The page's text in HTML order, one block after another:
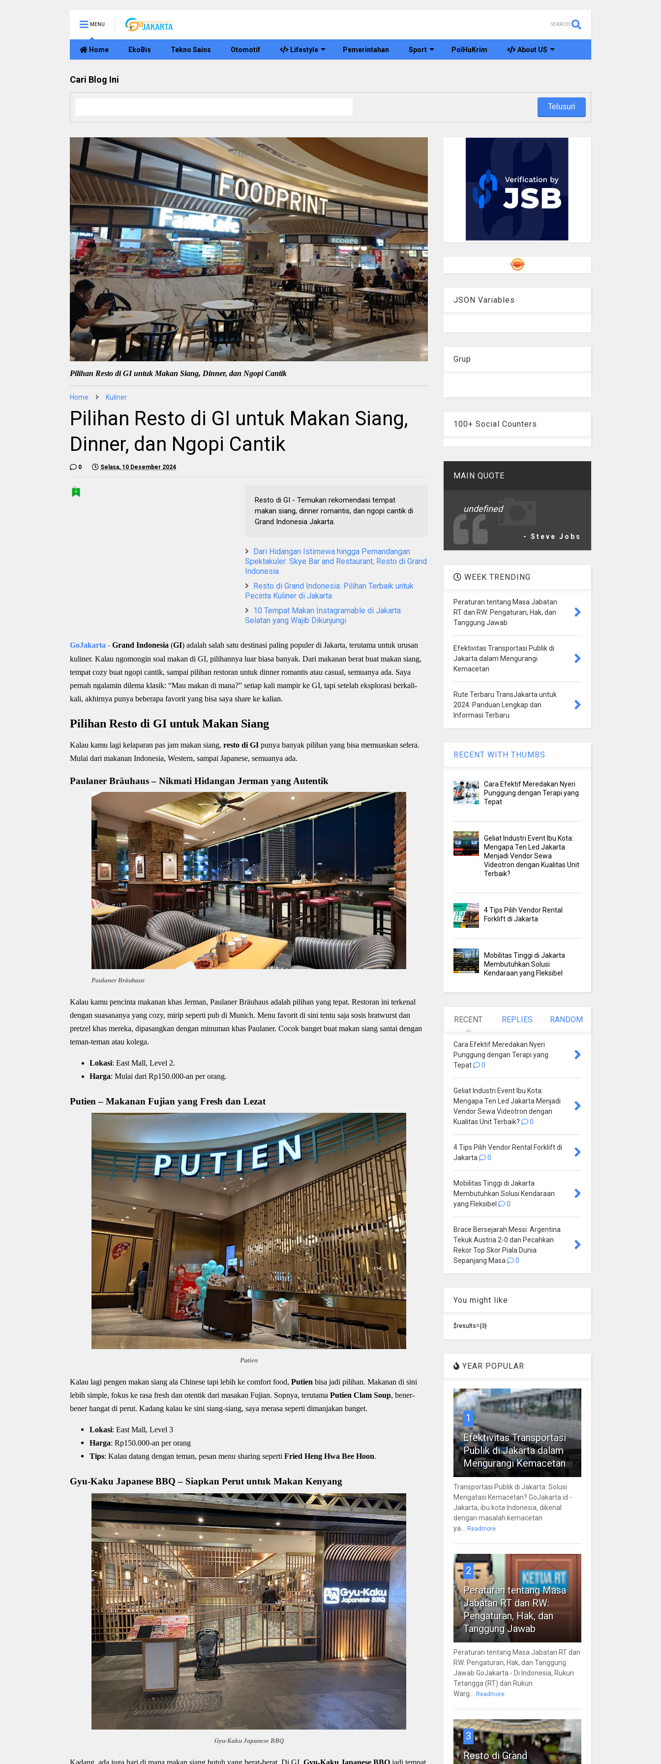
MENU SEARCH
Home EkoBis Tekno Sains Otomotif Lifestyle Pemerintahan Sport PolHuKrim About US
Cari Blog Ini
Pilihan Resto di GI untuk Makan Siang, Dinner, dan Ngopi Cantik
Home Kuliner
Pilihan Resto di GI untuk Makan Siang,
Dinner, dan Ngopi Cantik
0 Selasa, 10 Desember 2024
Resto di GI - Temukan rekomendasi tempat
makan siang, dinner romantis, dan ngopi cantik di
Grand Indonesia Jakarta.
Dari Hidangan Istimewa hingga Pemandangan
Spektakuler: Skye Bar and Restaurant, Resto di Grand
Indonesia
Resto di Grand Indonesia: Pilihan Terbaik untuk
Pecinta Kuliner di Jakarta
10 Tempat Makan Instagramable di Jakarta
Selatan yang Wajib Dikunjungi
GoJakarta - Grand Indonesia (GI) adalah salah satu destinasi paling populer di Jakarta, terutama untuk urusan
kuliner. Kalau ngomongin soal makan di GI, pilihannya luar biasa banyak. Dari makanan berat buat makan siang,
tempat cozy buat ngopi cantik, sampai pilihan restoran untuk dinner romantis atau casual, semuanya ada. Saya
pernah ngalamin dilema klasik: “Mau makan di mana?” setiap kali mampir ke GI, tapi setelah eksplorasi berkali-
kali, akhirnya punya beberapa favorit yang bisa saya share ke kalian.
Pilihan Resto di GI untuk Makan Siang
Kalau kamu lagi kelaparan pas jam makan siang, resto di GI punya banyak pilihan yang bisa memuaskan selera.
Mulai dari makanan Indonesia, Western, sampai Japanese, semuanya ada.
Paulaner Bräuhaus – Nikmati Hidangan Jerman yang Autentik
Paulaner Bräuhaus
Kalau kamu pencinta makanan khas Jerman, Paulaner Bräuhaus adalah pilihan yang tepat. Restoran ini terkenal
dengan suasananya yang cozy, mirip seperti pub di Munich. Menu favorit di sini tentu saja sosis bratwurst dan
pretzel khas mereka, dipasangkan dengan minuman khas Paulaner. Cocok banget buat makan siang santai dengan
teman-teman atau kolega.
Lokasi: East Mall, Level 2.
Harga: Mulai dari Rp150.000-an per orang.
Putien – Makanan Fujian yang Fresh dan Lezat
Putien
Kalau lagi pengen makan siang ala Chinese tapi lebih ke comfort food, Putien bisa jadi pilihan. Makanan di sini
lebih simple, fokus ke rasa fresh dan otentik dari masakan Fujian. Sopnya, terutama Putien Clam Soup, bener-
bener hangat di perut. Kadang kalau ke sini siang-siang, saya merasa seperti dimanjakan banget.
Lokasi: East Mall, Level 3
Harga: Rp150.000-an per orang
Tips: Kalau datang dengan teman, pesan menu sharing seperti Fried Heng Hwa Bee Hoon.
Gyu-Kaku Japanese BBQ – Siapkan Perut untuk Makan Kenyang
Gyu-Kaku Japanese BBQ
Kadang, ada juga hari di mana makan siang butuh yang berat-berat. Di GI, Gyu-Kaku Japanese BBQ jadi tempat
JSON Variables
Grup
100+ Social Counters
MAIN QUOTE
undefined
- Steve Jobs
WEEK TRENDING
Peraturan tentang Masa Jabatan
RT dan RW: Pengaturan, Hak, dan
Tanggung Jawab
Efektivitas Transportasi Publik di
Jakarta dalam Mengurangi
Kemacetan
Rute Terbaru TransJakarta untuk
2024: Panduan Lengkap dan
Informasi Terbaru
RECENT WITH THUMBS
Cara Efektif Meredakan Nyeri
Punggung dengan Terapi yang
Tepat
Geliat Industri Event Ibu Kota:
Mengapa Ten Led Jakarta
Menjadi Vendor Sewa
Videotron dengan Kualitas Unit
Terbaik?
4 Tips Pilih Vendor Rental
Forklift di Jakarta
Mobilitas Tinggi di Jakarta
Membutuhkan Solusi
Kendaraan yang Fleksibel
RECENT REPLIES RANDOM
Cara Efektif Meredakan Nyeri
Punggung dengan Terapi yang
Tepat
0
Geliat Industri Event Ibu Kota:
Mengapa Ten Led Jakarta Menjadi
Vendor Sewa Videotron dengan
Kualitas Unit Terbaik?
0
4 Tips Pilih Vendor Rental Forklift di
Jakarta
0
Mobilitas Tinggi di Jakarta
Membutuhkan Solusi Kendaraan
yang Fleksibel
0
Brace Bersejarah Messi: Argentina
Tekuk Austria 2-0 dan Pecahkan
Rekor Top Skor Piala Dunia
Sepanjang Masa
0
You might like
$results={3}
YEAR POPULAR
1
Efektivitas Transportasi
Publik di Jakarta dalam
Mengurangi Kemacetan
Transportasi Publik di Jakarta: Solusi
Mengatasi Kemacetan? GoJakarta.id -
Jakarta, ibu kota Indonesia, dikenal
dengan masalah kemacetan
ya... Readmore
2
Peraturan tentang Masa
Jabatan RT dan RW:
Pengaturan, Hak, dan
Tanggung Jawab
Peraturan tentang Masa Jabatan RT dan
RW: Pengaturan, Hak, dan Tanggung
Jawab GoJakarta - Di Indonesia, Rukun
Tetangga (RT) dan Rukun
Warg... Readmore
3
Resto di Grand